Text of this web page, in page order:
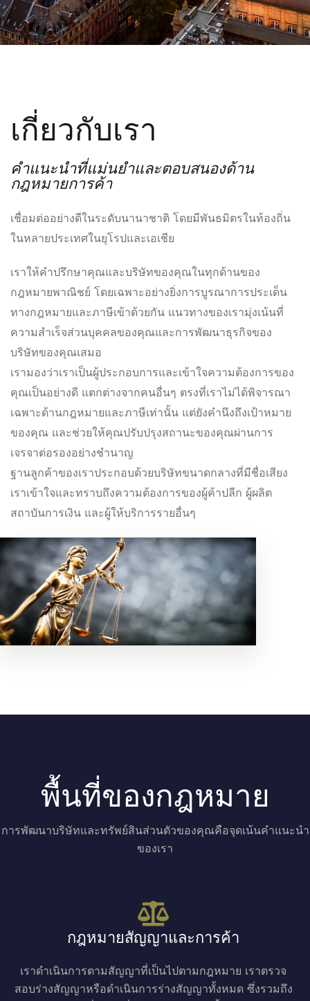
เกี่ยวกับเรา
คำแนะนำที่แม่นยำและตอบสนองด้าน
กฎหมายการค้า
เชื่อมต่ออย่างดีในระดับนานาชาติ โดยมีพันธมิตรในท้องถิ่น
ในหลายประเทศในยุโรปและเอเชีย
เราให้คำปรึกษาคุณและบริษัทของคุณในทุกด้านของ
กฎหมายพาณิชย์ โดยเฉพาะอย่างยิ่งการบูรณาการประเด็น
ทางกฎหมายและภาษีเข้าด้วยกัน แนวทางของเรามุ่งเน้นที่
ความสำเร็จส่วนบุคคลของคุณและการพัฒนาธุรกิจของ
บริษัทของคุณเสมอ
เรามองว่าเราเป็นผู้ประกอบการและเข้าใจความต้องการของ
คุณเป็นอย่างดี แตกต่างจากคนอื่นๆ ตรงที่เราไม่ได้พิจารณา
เฉพาะด้านกฎหมายและภาษีเท่านั้น แต่ยังคำนึงถึงเป้าหมาย
ของคุณ และช่วยให้คุณปรับปรุงสถานะของคุณผ่านการ
เจรจาต่อรองอย่างชำนาญ
ฐานลูกค้าของเราประกอบด้วยบริษัทขนาดกลางที่มีชื่อเสียง
เราเข้าใจและทราบถึงความต้องการของผู้ค้าปลีก ผู้ผลิต
สถาบันการเงิน และผู้ให้บริการรายอื่นๆ
พื้นที่ของกฎหมาย
การพัฒนาบริษัทและทรัพย์สินส่วนตัวของคุณคือจุดเน้นคำแนะนำ
ของเรา
กฎหมายสัญญาและการค้า
เราดำเนินการตามสัญญาที่เป็นไปตามกฎหมาย เราตรวจ
สอบร่างสัญญาหรือดำเนินการร่างสัญญาทั้งหมด ซึ่งรวมถึง